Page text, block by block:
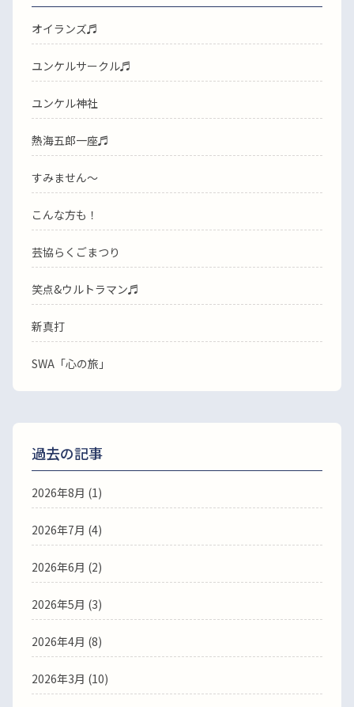
オイランズ♬
ユンケルサークル♬
ユンケル神社
熱海五郎一座♬
すみません〜
こんな方も！
芸協らくごまつり
笑点&ウルトラマン♬
新真打
SWA「心の旅」
過去の記事
2026年8月 (1)
2026年7月 (4)
2026年6月 (2)
2026年5月 (3)
2026年4月 (8)
2026年3月 (10)